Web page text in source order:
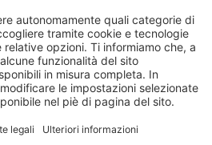
Termini e condizioni generali